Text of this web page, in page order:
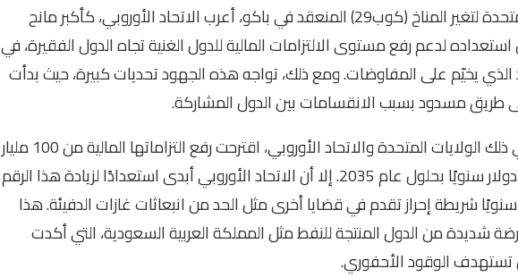
في مؤتمر الأمم المتحدة لتغير المناخ (كوب29) المنعقد في باكو، أعرب الاتحاد الأوروبي، كأكبر مانح
لدعم رفع مستوى الالتزامات المالية للدول الغنية تجاه الدول الفقيرة، في
يخيّم على المفاوضات. ومع ذلك، تواجه هذه الجهود تحديات كبيرة، حيث بدأت
طريق مسدود بسبب الانقسامات بين الدول المشاركة.
الدول الغنية، بما في ذلك الولايات المتحدة والاتحاد الأوروبي، اقترحت رفع التزاماتها المالية من 100 مليار
دولار إلى 250 مليار دولار سنويًا بحلول عام 2035. إلا أن الاتحاد الأوروبي أبدى استعدادًا لزيادة هذا الرقم
دولار سنويًا شريطة إحراز تقدم في قضايا أخرى مثل الحد من انبعاثات غازات الدفيئة. هذا
شديدة من الدول المنتجة للنفط مثل المملكة العربية السعودية، التي أكدت
الوقود الأحفوري.